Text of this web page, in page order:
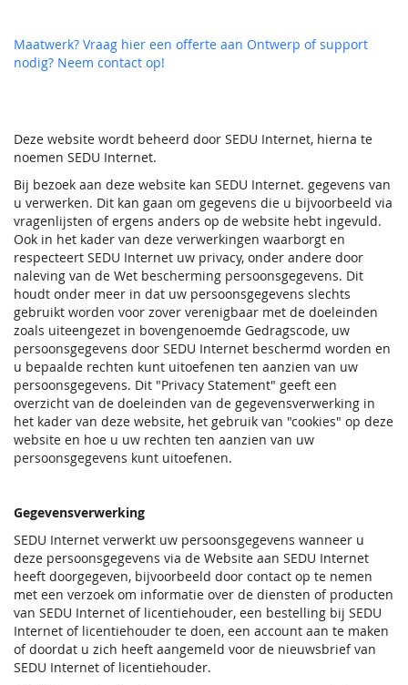
Deze website wordt beheerd door SEDU Internet, hierna te
noemen SEDU Internet.
Bij bezoek aan deze website kan SEDU Internet. gegevens van
u verwerken. Dit kan gaan om gegevens die u bijvoorbeeld via
vragenlijsten of ergens anders op de website hebt ingevuld.
Ook in het kader van deze verwerkingen waarborgt en
respecteert SEDU Internet uw privacy, onder andere door
naleving van de Wet bescherming persoonsgegevens. Dit
houdt onder meer in dat uw persoonsgegevens slechts
gebruikt worden voor zover verenigbaar met de doeleinden
zoals uiteengezet in bovengenoemde Gedragscode, uw
persoonsgegevens door SEDU Internet beschermd worden en
u bepaalde rechten kunt uitoefenen ten aanzien van uw
persoonsgegevens. Dit "Privacy Statement" geeft een
overzicht van de doeleinden van de gegevensverwerking in
het kader van deze website, het gebruik van "cookies" op deze
website en hoe u uw rechten ten aanzien van uw
persoonsgegevens kunt uitoefenen.
Gegevensverwerking
SEDU Internet verwerkt uw persoonsgegevens wanneer u
deze persoonsgegevens via de Website aan SEDU Internet
heeft doorgegeven, bijvoorbeeld door contact op te nemen
met een verzoek om informatie over de diensten of producten
van SEDU Internet of licentiehouder, een bestelling bij SEDU
Internet of licentiehouder te doen, een account aan te maken
of doordat u zich heeft aangemeld voor de nieuwsbrief van
SEDU Internet of licentiehouder.
Maatwerk? Vraag hier een offerte aan Ontwerp of support
nodig? Neem contact op!